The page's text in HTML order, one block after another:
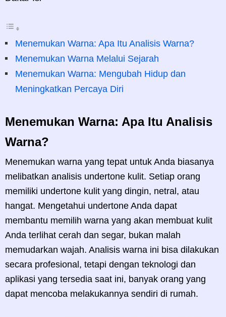
Menemukan Warna: Apa Itu Analisis Warna?
Menemukan Warna Melalui Sejarah
Menemukan Warna: Mengubah Hidup dan
Meningkatkan Percaya Diri
Menemukan Warna: Apa Itu Analisis
Warna?
Menemukan warna yang tepat untuk Anda biasanya
melibatkan analisis undertone kulit. Setiap orang
memiliki undertone kulit yang dingin, netral, atau
hangat. Mengetahui undertone Anda dapat
membantu memilih warna yang akan membuat kulit
Anda terlihat cerah dan segar, bukan malah
memudarkan wajah. Analisis warna ini bisa dilakukan
secara profesional, tetapi dengan teknologi dan
aplikasi yang tersedia saat ini, banyak orang yang
dapat mencoba melakukannya sendiri di rumah.